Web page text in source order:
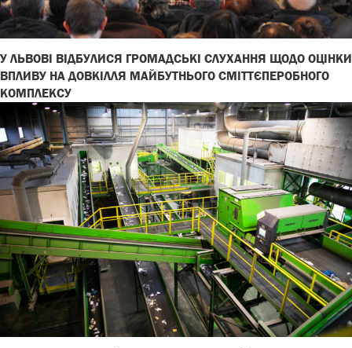
У ЛЬВОВІ ВІДБУЛИСЯ ГРОМАДСЬКІ СЛУХАННЯ ЩОДО ОЦІНКИ
ВПЛИВУ НА ДОВКІЛЛЯ МАЙБУТНЬОГО СМІТТЄПЕРОБНОГО
КОМПЛЕКСУ